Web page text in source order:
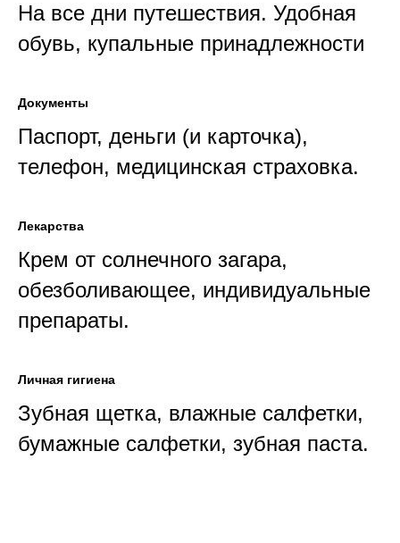
На все дни путешествия. Удобная
обувь, купальные принадлежности
Документы
Паспорт, деньги (и карточка),
телефон, медицинская страховка.
Лекарства
Крем от солнечного загара,
обезболивающее, индивидуальные
препараты.
Личная гигиена
Зубная щетка, влажные салфетки,
бумажные салфетки, зубная паста.